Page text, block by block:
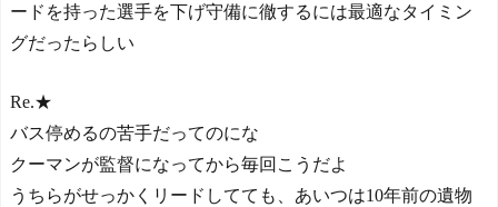
ードを持った選手を下げ守備に徹するには最適なタイミン
グだったらしい
Re.★
バス停めるの苦手だってのにな
クーマンが監督になってから毎回こうだよ
うちらがせっかくリードしてても、あいつは10年前の遺物